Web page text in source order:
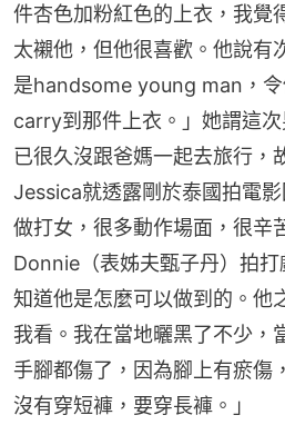
件杏色加粉紅色的上衣，我覺
太襯他，但他很喜歡。他說有
是handsome young man，
carry到那件上衣。」她謂這
已很久沒跟爸媽一起去旅行，
Jessica就透露剛於泰國拍電
做打女，很多動作場面，很辛
Donnie（表姊夫甄子丹）拍
知道他是怎麼可以做到的。他
我看。我在當地曬黑了不少，
手腳都傷了，因為腳上有瘀傷
沒有穿短褲，要穿長褲。」